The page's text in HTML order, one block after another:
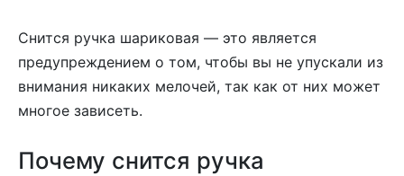
Снится ручка шариковая — это является
предупреждением о том, чтобы вы не упускали из
внимания никаких мелочей, так как от них может
многое зависеть.
Почему снится ручка